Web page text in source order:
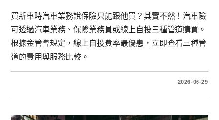
買新車時汽車業務說保險只能跟他買？其實不然！汽車險
可透過汽車業務、保險業務員或線上自投三種管道購買。
根據金管會規定，線上自投費率最優惠，立即查看三種管
道的費用與服務比較。
2026-06-29